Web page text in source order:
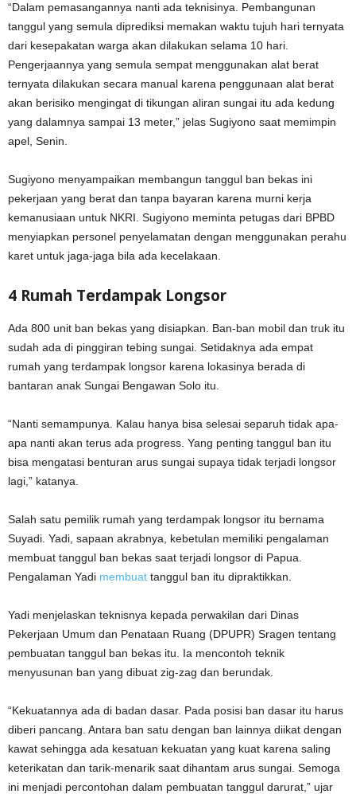
“Dalam pemasangannya nanti ada teknisinya. Pembangunan
tanggul yang semula diprediksi memakan waktu tujuh hari ternyata
dari kesepakatan warga akan dilakukan selama 10 hari.
Pengerjaannya yang semula sempat menggunakan alat berat
ternyata dilakukan secara manual karena penggunaan alat berat
akan berisiko mengingat di tikungan aliran sungai itu ada kedung
yang dalamnya sampai 13 meter,” jelas Sugiyono saat memimpin
apel, Senin.
Sugiyono menyampaikan membangun tanggul ban bekas ini
pekerjaan yang berat dan tanpa bayaran karena murni kerja
kemanusiaan untuk NKRI. Sugiyono meminta petugas dari BPBD
menyiapkan personel penyelamatan dengan menggunakan perahu
karet untuk jaga-jaga bila ada kecelakaan.
4 Rumah Terdampak Longsor
Ada 800 unit ban bekas yang disiapkan. Ban-ban mobil dan truk itu
sudah ada di pinggiran tebing sungai. Setidaknya ada empat
rumah yang terdampak longsor karena lokasinya berada di
bantaran anak Sungai Bengawan Solo itu.
“Nanti semampunya. Kalau hanya bisa selesai separuh tidak apa-
apa nanti akan terus ada progress. Yang penting tanggul ban itu
bisa mengatasi benturan arus sungai supaya tidak terjadi longsor
lagi,” katanya.
Salah satu pemilik rumah yang terdampak longsor itu bernama
Suyadi. Yadi, sapaan akrabnya, kebetulan memiliki pengalaman
membuat tanggul ban bekas saat terjadi longsor di Papua.
Pengalaman Yadi membuat tanggul ban itu dipraktikkan.
Yadi menjelaskan teknisnya kepada perwakilan dari Dinas
Pekerjaan Umum dan Penataan Ruang (DPUPR) Sragen tentang
pembuatan tanggul ban bekas itu. Ia mencontoh teknik
menyusunan ban yang dibuat zig-zag dan berundak.
“Kekuatannya ada di badan dasar. Pada posisi ban dasar itu harus
diberi pancang. Antara ban satu dengan ban lainnya diikat dengan
kawat sehingga ada kesatuan kekuatan yang kuat karena saling
keterikatan dan tarik-menarik saat dihantam arus sungai. Semoga
ini menjadi percontohan dalam pembuatan tanggul darurat,” ujar